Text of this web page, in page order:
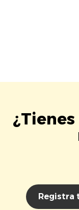
Registra